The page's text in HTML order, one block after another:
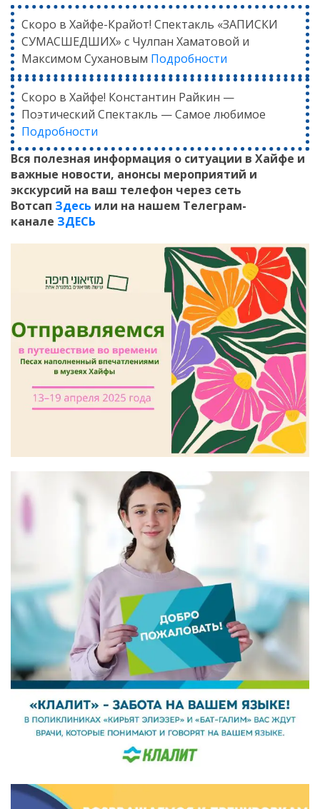
Скоро в Хайфе-Крайот! Спектакль «ЗАПИСКИ
СУМАСШЕДШИХ» с Чулпан Хаматовой и
Максимом Сухановым Подробности
Скоро в Хайфе! Константин Райкин —
Поэтический Спектакль — Самое любимое
Подробности
Вся полезная информация о ситуации в Хайфе и
важные новости, анонсы мероприятий и
экскурсий на ваш телефон через сеть
Вотсап Здесь или на нашем Телеграм-
канале ЗДЕСЬ